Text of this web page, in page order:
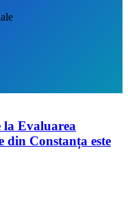
la Evaluarea
din Constanța este